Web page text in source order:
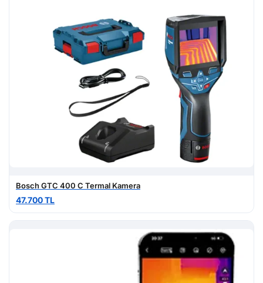
Bosch GTC 400 C Termal Kamera
47.700 TL